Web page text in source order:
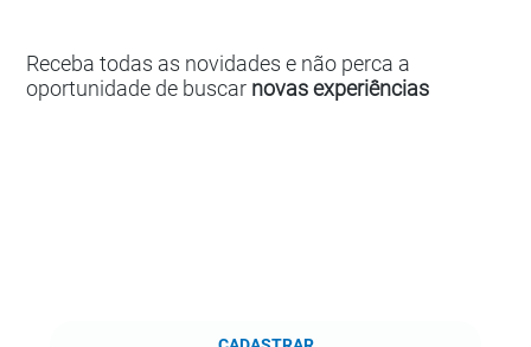
Receba todas as novidades e não perca a
oportunidade de buscar novas experiências